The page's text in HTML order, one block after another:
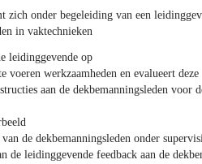
zich onder begeleiding van een
in vaktechnieken
leidinggevende op
werkzaamheden en evalueert deze
aan de dekbemanningsleden voor
de dekbemanningsleden onder
de leidinggevende feedback aan de